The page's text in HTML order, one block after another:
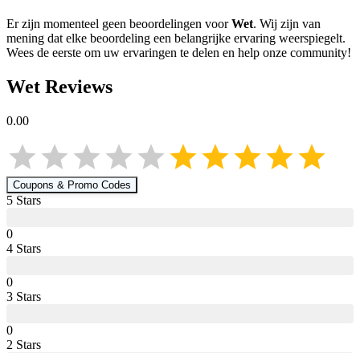
Er zijn momenteel geen beoordelingen voorWet. Wij zijn van
mening dat elke beoordeling een belangrijke ervaring weerspiegelt.
Wees de eerste om uw ervaringen te delen en help onze community!
Wet Reviews
0.00
Coupons & Promo Codes
5 Stars
0
4 Stars
0
3 Stars
0
2 Stars